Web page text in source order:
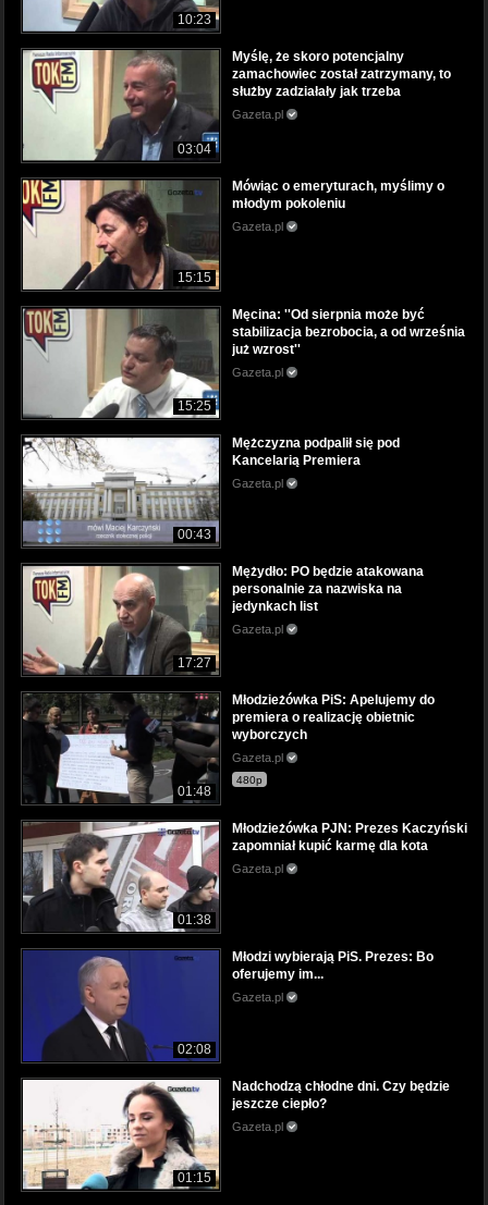
10:23
03:04
Myślę, że skoro potencjalny
zamachowiec został zatrzymany, to
służby zadziałały jak trzeba
Gazeta.pl
15:15
Mówiąc o emeryturach, myślimy o
młodym pokoleniu
Gazeta.pl
15:25
Męcina: ''Od sierpnia może być
stabilizacja bezrobocia, a od września
już wzrost''
Gazeta.pl
00:43
Mężczyzna podpalił się pod
Kancelarią Premiera
Gazeta.pl
17:27
Mężydło: PO będzie atakowana
personalnie za nazwiska na
jedynkach list
Gazeta.pl
01:48
Młodzieżówka PiS: Apelujemy do
premiera o realizację obietnic
wyborczych
Gazeta.pl
480p
01:38
Młodzieżówka PJN: Prezes Kaczyński
zapomniał kupić karmę dla kota
Gazeta.pl
02:08
Młodzi wybierają PiS. Prezes: Bo
oferujemy im...
Gazeta.pl
01:15
Nadchodzą chłodne dni. Czy będzie
jeszcze ciepło?
Gazeta.pl